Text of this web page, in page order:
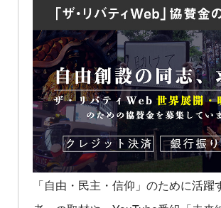
「自由・民主・信仰」のために活躍